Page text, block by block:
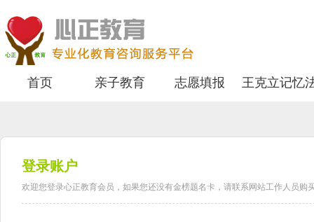
首页 亲子教育 志愿填报 王克立记忆
登录账户
欢迎您登录心正教育会员，如果您还没有金榜题名卡，请联系网站工作人员购